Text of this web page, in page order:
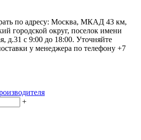
по адресу: Москва, МКАД 43 км,
городской округ, поселок имени
д.31 с 9:00 до 18:00. Уточняйте
у менеджера по телефону +7
+